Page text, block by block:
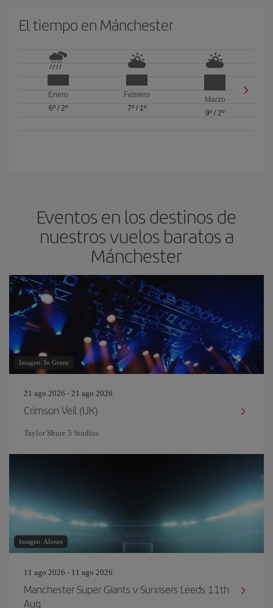
El tiempo en Mánchester
Enero
6º/ 2º
Febrero
7º/ 1º
Marzo
9º /2º
Eventos en los destinos de
nuestros vuelos baratos a
Mánchester
Imagen: In Green
21 ago 2026 - 21 ago 2026
Crimson Veil (UK)
Taylor Shure 5 Studios
Imagen: Alones
11 ago 2026 - 11 ago 2026
Manchester Super Giants v Sunrisers Leeds 11th
Aug